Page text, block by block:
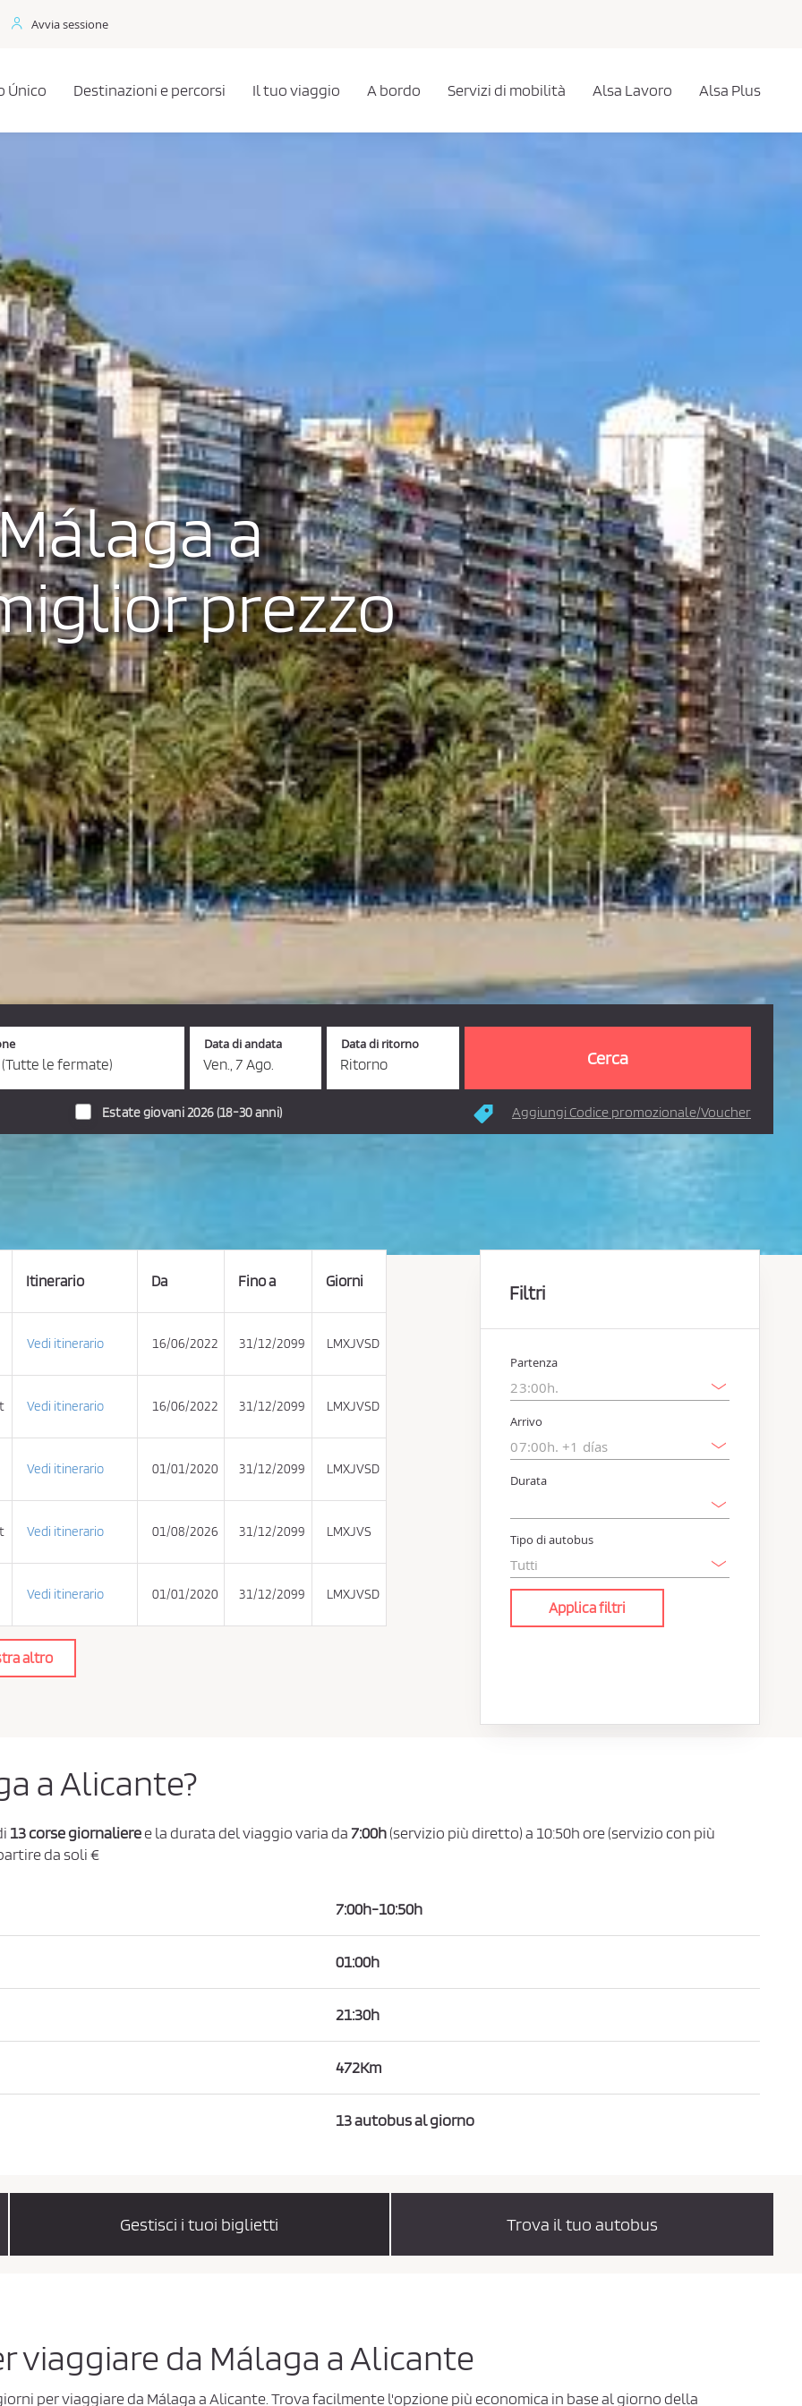
Avvia sessione
Único Destinazioni e percorsi Il tuo viaggio A bordo Servizi di mobilità Alsa Lavoro Alsa Plus
a
prezzo
le fermate)
Data di andata
Ven., 7 Ago.
Data di ritorno
Ritorno
Estate giovani 2026 (18-30 anni) Aggiungi Codice promozionale/Voucher
Itinerario Da Fino a Giorni
Vedi itinerario 16/06/2022 31/12/2099 LMXJVSD
Vedi itinerario 16/06/2022 31/12/2099 LMXJVSD
Vedi itinerario 01/01/2020 31/12/2099 LMXJVSD
Vedi itinerario 01/08/2026 31/12/2099 LMXJVS
Vedi itinerario 01/01/2020 31/12/2099 LMXJVSD
altro
Filtri
Partenza
Arrivo
Durata
Tipo di autobus
Applica filtri
a Alicante?
13 corse giornalieree la durata del viaggio varia da7:00h(servizio più diretto) a 10:50h ore (servizio con più
da soli €
7:00h-10:50h
01:00h
21:30h
472Km
13 autobus al giorno
Gestisci i tuoi biglietti Trova il tuo autobus
viaggiare da Málaga a Alicante
per viaggiare da Málaga a Alicante. Trova facilmente l'opzione più economica in base al giorno della